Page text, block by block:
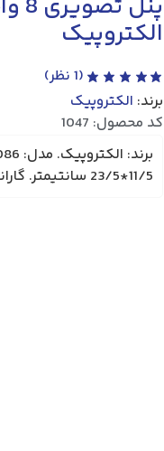
الکتروپیک
(
1 نظر)
برند: الکتروپیک
کد محصول: 1047
11/5*23/5 سانتیمتر. گارانتی: 36 ماه.